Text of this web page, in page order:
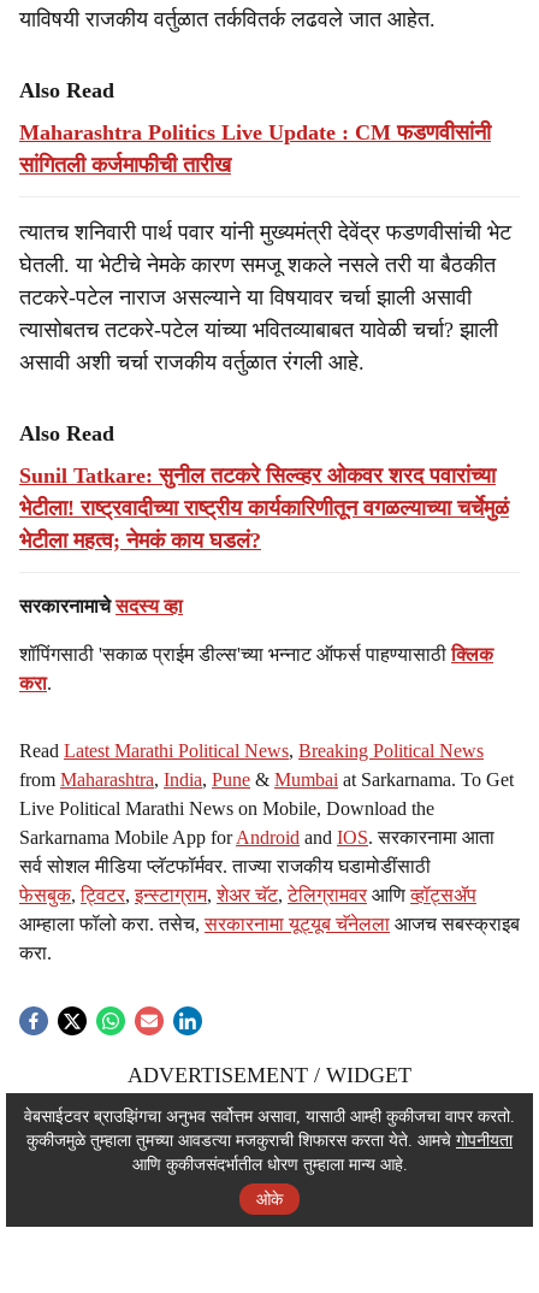
याविषयी राजकीय वर्तुळात तर्कवितर्क लढवले जात आहेत.
Also Read
Maharashtra Politics Live Update : CM फडणवीसांनी
सांगितली कर्जमाफीची तारीख
त्यातच शनिवारी पार्थ पवार यांनी मुख्यमंत्री देवेंद्र फडणवीसांची भेट
घेतली. या भेटीचे नेमके कारण समजू शकले नसले तरी या बैठकीत
तटकरे-पटेल नाराज असल्याने या विषयावर चर्चा झाली असावी
त्यासोबतच तटकरे-पटेल यांच्या भवितव्याबाबत यावेळी चर्चा? झाली
असावी अशी चर्चा राजकीय वर्तुळात रंगली आहे.
Also Read
Sunil Tatkare: सुनील तटकरे सिल्व्हर ओकवर शरद पवारांच्या
भेटीला! राष्ट्रवादीच्या राष्ट्रीय कार्यकारिणीतून वगळल्याच्या चर्चेमुळं
भेटीला महत्व; नेमकं काय घडलं?
सरकारनामाचेसदस्य व्हा
शॉपिंगसाठी 'सकाळ प्राईम डील्स'च्या भन्नाट ऑफर्स पाहण्यासाठीक्लिक
करा.
Read Latest Marathi Political News, Breaking Political News
from Maharashtra, India, Pune & Mumbai at Sarkarnama. To Get
Live Political Marathi News on Mobile, Download the
Sarkarnama Mobile App forAndroid and IOS. सरकारनामा आता
सर्व सोशल मीडिया प्लॅटफॉर्मवर. ताज्या राजकीय घडामोडींसाठी
फेसबुक,ट्विटर,इन्स्टाग्राम,शेअर चॅट,टेलिग्रामवर आणिव्हॉट्सॲप
आम्हाला फॉलो करा. तसेच,सरकारनामा यूट्यूब चॅनेलला आजच सबस्क्राइब
करा.
ADVERTISEMENT / WIDGET
ADVERTISEMENT / WIDGET
ADVERTISEMENT / WIDGET
वेबसाईटवर ब्राउझिंगचा अनुभव सर्वोत्तम असावा, यासाठी आम्ही कुकीजचा वापर करतो.
कुकीजमुळे तुम्हाला तुमच्या आवडत्या मजकुराची शिफारस करता येते. आमचे गोपनीयता
आणि कुकीजसंदर्भातील धोरण तुम्हाला मान्य आहे.
ओके